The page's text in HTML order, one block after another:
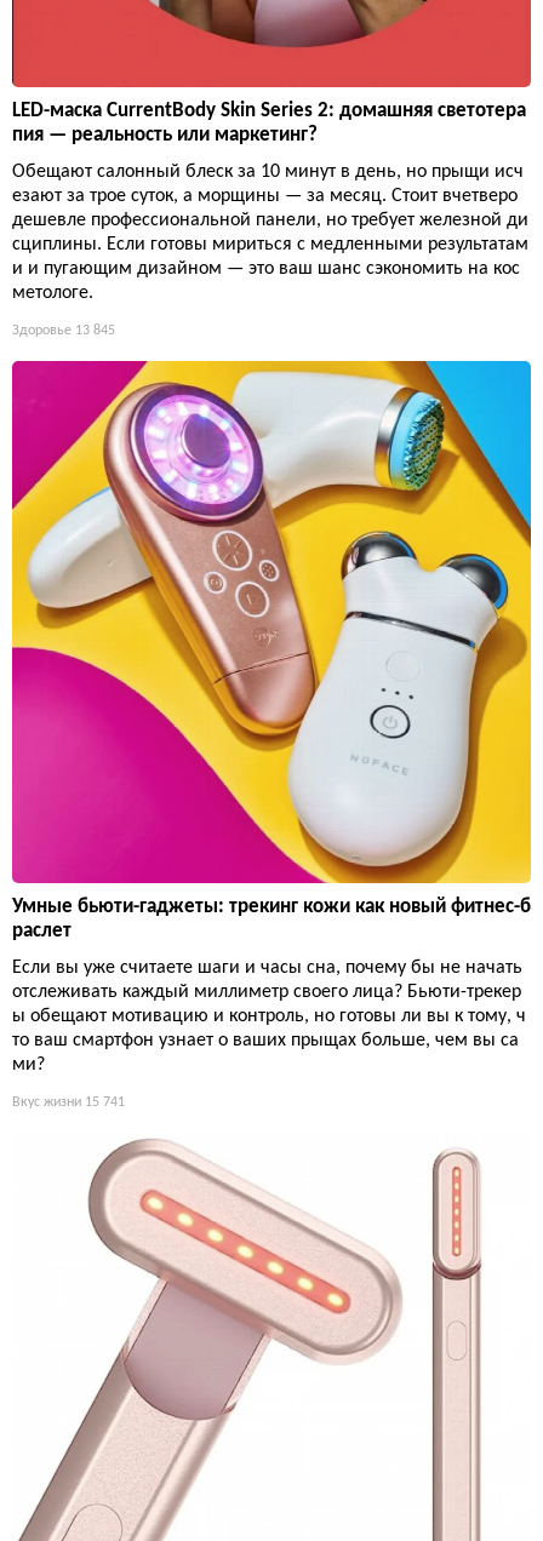
LED-маска CurrentBody Skin Series 2: домашняя светотера
пия — реальность или маркетинг?
Обещают салонный блеск за 10 минут в день, но прыщи исч
езают за трое суток, а морщины — за месяц. Стоит вчетверо
дешевле профессиональной панели, но требует железной ди
сциплины. Если готовы мириться с медленными результатам
и и пугающим дизайном — это ваш шанс сэкономить на кос
метологе.
Здоровье 13 845
Умные бьюти-гаджеты: трекинг кожи как новый фитнес-б
раслет
Если вы уже считаете шаги и часы сна, почему бы не начать
отслеживать каждый миллиметр своего лица? Бьюти-трекер
ы обещают мотивацию и контроль, но готовы ли вы к тому, ч
то ваш смартфон узнает о ваших прыщах больше, чем вы са
ми?
Вкус жизни 15 741